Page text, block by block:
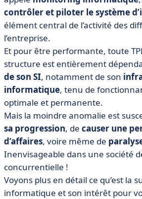
• Quels sont les types de
• Les 6 avantages de la supervision
• Les bonnes pratiques du
• Quelle solution de supervision
votre entreprise ?
• La supervision informatique :
guérir !
contrôler et piloter le système
élément central de l’activité des
l’entreprise.
Et pour être performante, toute
structure est entièrement
de son SI, notamment de son
informatique, tenu de
optimale et permanente.
Mais la moindre anomalie est
sa progression, de causer une
d’affaires, voire même de
Inenvisageable dans une société
concurrentielle !
Voyons plus en détail ce qu’est la
informatique et son intérêt pour